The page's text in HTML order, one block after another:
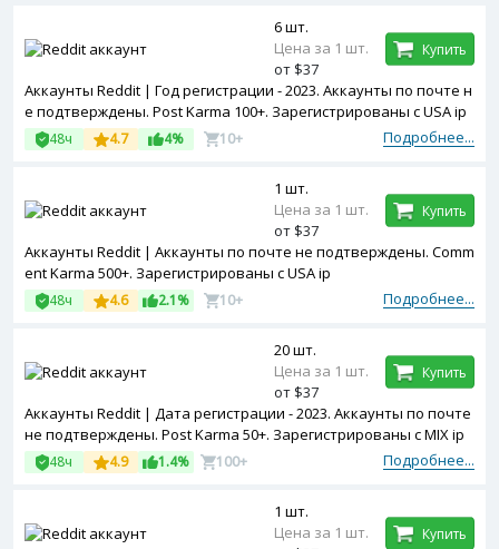
Аккаунты Reddit | Год регистрации - 2023. Аккаунты по почте н
е подтверждены. Post Karma 100+. Зарегистрированы с USA ip
Подробнее...
48ч 4.7 4% 10+
6 шт.
Цена за 1 шт.
от $37
Купить
Аккаунты Reddit | Аккаунты по почте не подтверждены. Comm
ent Karma 500+. Зарегистрированы с USA ip
Подробнее...
48ч 4.6 2.1% 10+
1 шт.
Цена за 1 шт.
от $37
Купить
Аккаунты Reddit | Дата регистрации - 2023. Аккаунты по почте
не подтверждены. Post Karma 50+. Зарегистрированы с MIX ip
Подробнее...
48ч 4.9 1.4% 100+
20 шт.
Цена за 1 шт.
от $37
Купить
1 шт.
Цена за 1 шт.
Купить